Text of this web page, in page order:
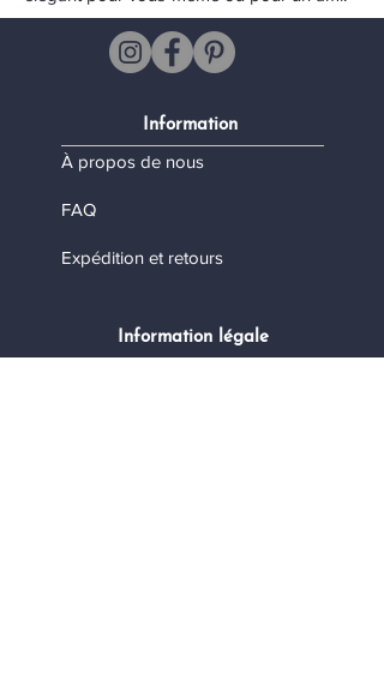
Information
À propos de nous
FAQ
Expédition et retours
Information légale